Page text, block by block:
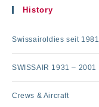
History
Swissairoldies seit 1981
SWISSAIR 1931 – 2001
Crews & Aircraft